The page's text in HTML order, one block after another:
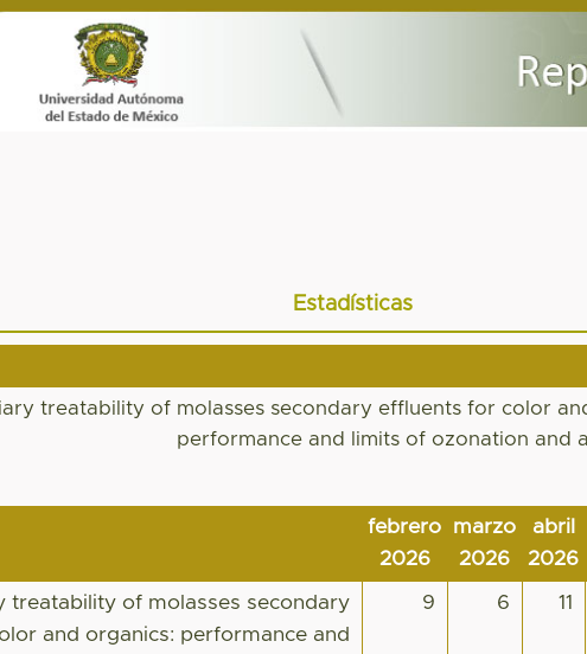
Estadísticas
treatability of molasses secondary effluents for color
performance and limits of ozonation and
febrero
2026
marzo
2026
abril
2026
treatability of molasses secondary
and organics: performance and
9 6 11